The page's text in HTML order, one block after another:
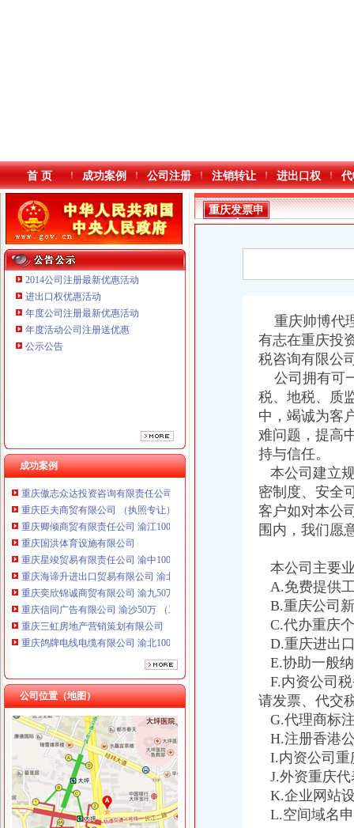
本站导航
首 页 成功案例 公司注册 注销转让 进出口权
2014公司注册最新优惠活动
进出口权优惠活动
年度公司注册最新优惠活动
年度活动公司注册送优惠
公示公告
成功案例
重庆鸽牌电线电缆有限公司 渝北10010万 (进出口权)
重庆科发表面处理有限责任公司 渝北800万 （进出口权）
重庆傲志众达投资咨询有限责任公司 渝九1000万 （增资）
重庆臣夫商贸有限公司 （执照专让）
重庆卿倾商贸有限责任公司 渝江100万 （工商注册）
重庆国洪体育设施有限公司
重庆星竣贸易有限责任公司 渝中100万 （进出口权）
重庆海谛升进出口贸易有限公司 渝北100万 （进出口权）
重庆奕欣锦诚商贸有限公司 渝九50万 （工商注册）
重庆信同广告有限公司 渝沙50万 （工商注册）
重庆三虹房地产营销策划有限公司
重庆鸽牌电线电缆有限公司 渝北10010万 (进出口权)
重庆科发表面处理有限责任公司 渝北800万 （进出口权）
重庆傲志众达投资咨询有限责任公司 渝九1000万 （增资）
重庆臣夫商贸有限公司 （执照专让）
重庆卿倾商贸有限责任公司 渝江100万 （工商注册）
重庆国洪体育设施有限公司
重庆星竣贸易有限责任公司 渝中100万 （进出口权）
重庆海谛升进出口贸易有限公司 渝北100万 （进出口权）
重庆奕欣锦诚商贸有限公司 渝九50万 （工商注册）
重庆信同广告有限公司 渝沙50万 （工商注册）
重庆三虹房地产营销策划有限公司
公司位置（地图）
重庆发票申请
什么是发票？_重庆包听|E都市
重庆水投：发票寄到家,服务有保障
重庆专项审批：发票R审批代理购买服务办理-重庆爱问分类
重庆巴南破获一起发票案金额超过一亿元_网易新闻
浙江男子在重庆注册空壳公司131家发票金额逾亿元_凤凰资讯
重庆国税网上申报系统_重庆国税局_重庆国税发票查询_重庆国税网上
重庆市国家税务局关于调整“发票网上申请”办理渠道的通知_财
重庆发票申
请
重庆帅博代
有志在重庆投
税咨询有限公
公司拥有可
税、地税、质
中，竭诚为客
难问题，提高
持与信任。
本公司建立
密制度、安全
客户如对本公
围内，我们愿
本公司主要
A.免费提供
B.重庆公司
C.代办重庆
D.重庆进出
E.协助一般
F.内资公司
请发票、代交
G.代理商标
H.注册香港
I.内资公司重
J.外资重庆代
K.企业网站
L.空间域名